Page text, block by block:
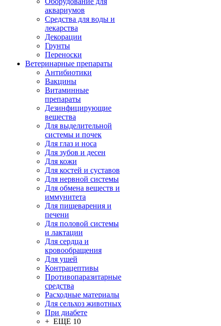
аквариумов
Средства для воды и
лекарства
Декорации
Грунты
Переноски
Ветеринарные препараты
Антибиотики
Вакцины
Витаминные
препараты
Дезинфицирующие
вещества
Для выделительной
системы и почек
Для глаз и носа
Для зубов и десен
Для кожи
Для костей и суставов
Для нервной системы
Для обмена веществ и
иммунитета
Для пищеварения и
печени
Для половой системы
и лактации
Для сердца и
кровообращения
Для ушей
Контрацептивы
Противопаразитарные
средства
Расходные материалы
Для сельхоз животных
При диабете
+ ЕЩЕ 10